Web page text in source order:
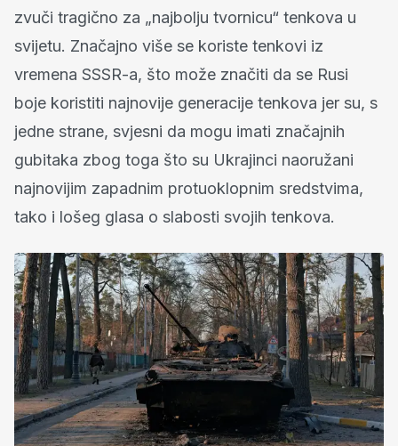
zvuči tragično za „najbolju tvornicu“ tenkova u
svijetu. Značajno više se koriste tenkovi iz
vremena SSSR-a, što može značiti da se Rusi
boje koristiti najnovije generacije tenkova jer su, s
jedne strane, svjesni da mogu imati značajnih
gubitaka zbog toga što su Ukrajinci naoružani
najnovijim zapadnim protuoklopnim sredstvima,
tako i lošeg glasa o slabosti svojih tenkova.